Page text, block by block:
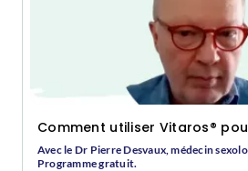
Comment utiliser Vitaros®
Avec le Dr Pierre Desvaux, médecin
Programme gratuit.